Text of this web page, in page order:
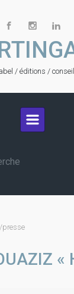
/ éditions /
presse
«